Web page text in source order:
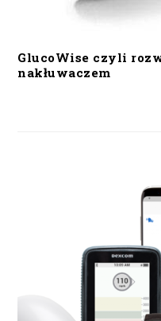
GlucoWise czyli
nakłuwaczem